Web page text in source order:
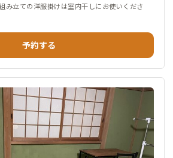
み立ての洋服掛けは室内干しにお使いくださ
予約する